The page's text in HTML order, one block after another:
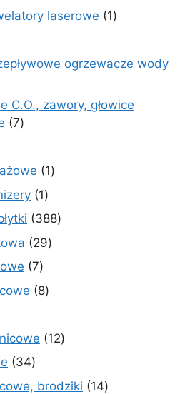
produktlaserowe 11
produktów
ogrzewacze wody
C.O., zawory, głowice
77
11
11
produkt
388388
2929
77
produktów
88
1212
3434
produkty
brodziki 1414